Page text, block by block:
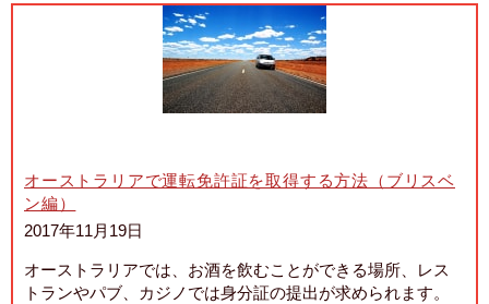
オーストラリアで運転免許証を取得する方法（ブリスベ
ン編）
2017年11月19日
オーストラリアでは、お酒を飲むことができる場所、レス
トランやパブ、カジノでは身分証の提出が求められます。